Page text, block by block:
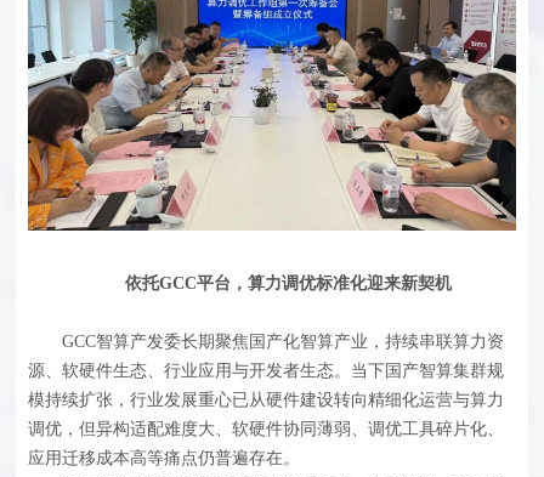
依托GCC平台，算力调优标准化迎来新契机
GCC智算产发委长期聚焦国产化智算产业，持续串联算力资
源、软硬件生态、行业应用与开发者生态。当下国产智算集群规
模持续扩张，行业发展重心已从硬件建设转向精细化运营与算力
调优，但异构适配难度大、软硬件协同薄弱、调优工具碎片化、
应用迁移成本高等痛点仍普遍存在。